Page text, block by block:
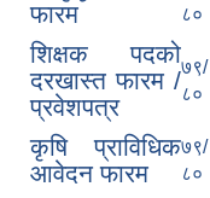
फारम
८०
शिक्षक पदको
दरखास्त फारम /
प्रवेशपत्र
७९/
८०
कृषि प्राविधिक
आवेदन फारम
७९/
८०